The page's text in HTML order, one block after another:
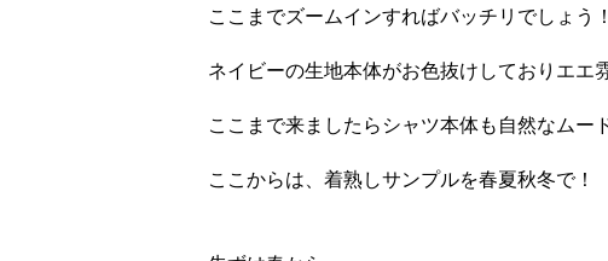
ここまでズームインすればバッチリでしょう！
ネイビーの生地本体がお色抜けしておりエエ
ここまで来ましたらシャツ本体も自然なムー
ここからは、着熟しサンプルを春夏秋冬で！